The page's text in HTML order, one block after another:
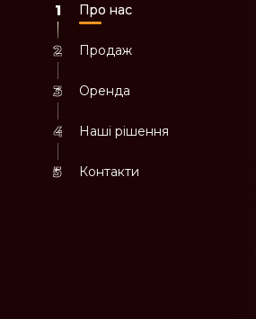
1 Про нас
2 Продаж
3 Оренда
4 Наші рішення
5 Контакти